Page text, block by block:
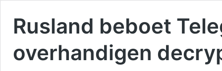
Rusland beboet
overhandigen